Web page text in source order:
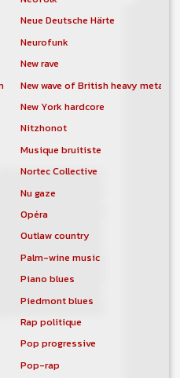
Neue Deutsche Härte
Neurofunk
New rave
New wave of British heavy metal
New York hardcore
Nitzhonot
Musique bruitiste
Nortec Collective
Nu gaze
Opéra
Outlaw country
Palm-wine music
Piano blues
Piedmont blues
Rap politique
Pop progressive
Pop-rap